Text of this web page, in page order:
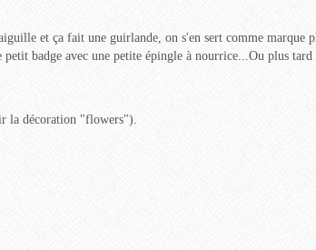
et ça fait une guirlande, on s'en sert comme marque
petit badge avec une petite épingle à nourrice...Ou plus tard
la décoration "flowers").